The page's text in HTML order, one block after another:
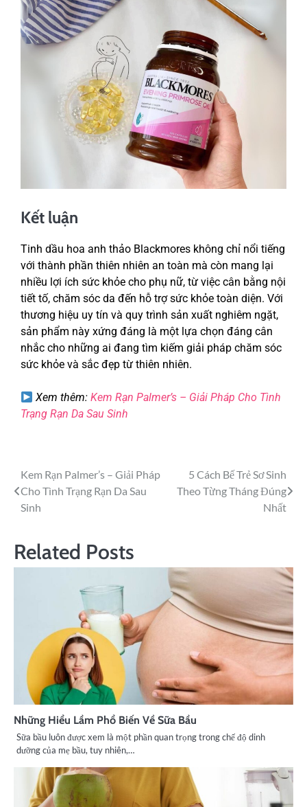
Kết luận
Tinh dầu hoa anh thảo Blackmores không chỉ nổi tiếng
với thành phần thiên nhiên an toàn mà còn mang lại
nhiều lợi ích sức khỏe cho phụ nữ, từ việc cân bằng nội
tiết tố, chăm sóc da đến hỗ trợ sức khỏe toàn diện. Với
thương hiệu uy tín và quy trình sản xuất nghiêm ngặt,
sản phẩm này xứng đáng là một lựa chọn đáng cân
nhắc cho những ai đang tìm kiếm giải pháp chăm sóc
sức khỏe và sắc đẹp từ thiên nhiên.
Xem thêm:Kem Rạn Palmer’s – Giải Pháp Cho Tình
Trạng Rạn Da Sau Sinh
Kem Rạn Palmer’s – Giải Pháp
Cho Tình Trạng Rạn Da Sau
Sinh
5 Cách Bế Trẻ Sơ Sinh
Theo Từng Tháng Đúng
Nhất
Related Posts
Những Hiểu Lầm Phổ Biến Về Sữa Bầu
Sữa bầu luôn được xem là một phần quan trọng trong chế độ dinh
dưỡng của mẹ bầu, tuy nhiên,…